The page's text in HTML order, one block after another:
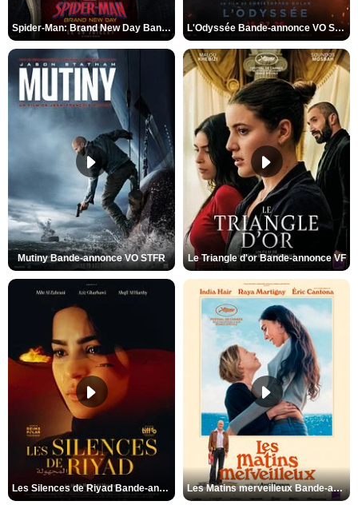
Spider-Man: Brand New Day Bande-annonce VO STFR L'Odyssée Bande-annonce VO STFR
Mutiny Bande-annonce VO STFR Le Triangle d'or Bande-annonce VF
Les Silences de Riyad Bande-annonce VO STFR Les Matins merveilleux Bande-annonce VF